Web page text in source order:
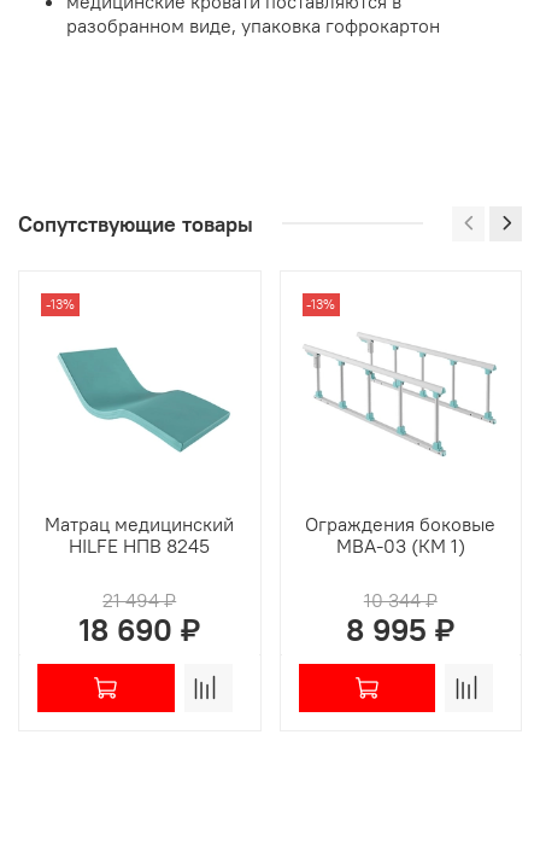
разобранном виде, упаковка гофрокартон
Сопутствующие товары
-13%
Матрац медицинский
HILFE НПВ 8245
21 494 ₽
18 690 ₽
-13%
Ограждения боковые
MBA-03 (КМ 1)
10 344 ₽
8 995 ₽